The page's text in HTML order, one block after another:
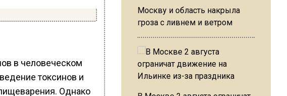
в человеческом
токсинов и
Однако
Москву и область накрыла
гроза с ливнем и ветром